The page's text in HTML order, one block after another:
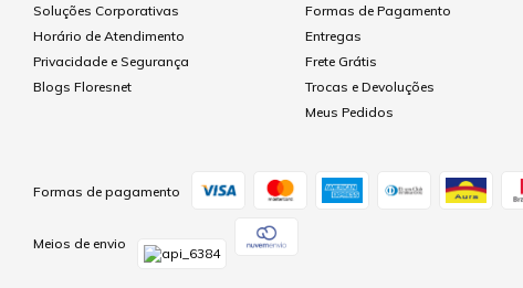
Soluções Corporativas
Horário de Atendimento
Privacidade e Segurança
Blogs Floresnet
Formas de Pagamento
Entregas
Frete Grátis
Trocas e Devoluções
Meus Pedidos
Formas de pagamento
Meios de envio